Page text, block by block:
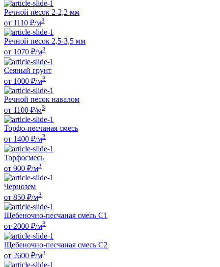
Речной песок 2-2,2 мм
от 1110 ₽/м3
Речной песок 2,5-3,5 мм
от 1070 ₽/м3
Сеяный грунт
от 1000 ₽/м3
Речной песок навалом
от 1100 ₽/м3
Торфо-песчаная смесь
от 1400 ₽/м3
Торфосмесь
от 900 ₽/м3
Чернозем
от 850 ₽/м3
Щебеночно-песчаная смесь С1
от 2000 ₽/м3
Щебеночно-песчаная смесь С2
от 2600 ₽/м3